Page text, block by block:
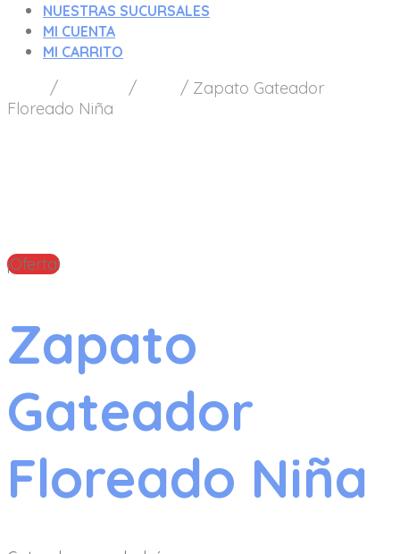
NUESTRAS SUCURSALES
MI CUENTA
MI CARRITO
/ / / Zapato Gateador
Floreado Niña
¡Oferta!
Zapato
Gateador
Floreado Niña